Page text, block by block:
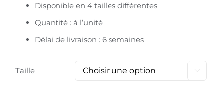
Disponible en 4 tailles différentes
Quantité : à l’unité
Délai de livraison : 6 semaines
Taille